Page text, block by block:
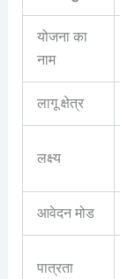
योजना का
नाम
लागू क्षेत्र
लक्ष्य
आवेदन मोड
पात्रता